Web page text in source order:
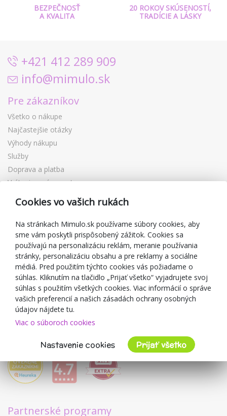
BEZPEČNOSŤ
A KVALITA
20 ROKOV SKÚSENOSTÍ,
TRADÍCIE A LÁSKY
+421 412 289 909
info@mimulo.sk
Pre zákazníkov
Všetko o nákupe
Najčastejšie otázky
Výhody nákupu
Služby
Doprava a platba
Vrátenie a výmena tovaru
Darčekové poukážky
Zľavové kupóny
Blog
O predajcovi
Mimulo.sk
Obchodné podmienky
Ochrana osobných údajov GDPR
Kontakty
Spolupracujeme
Partnerské programy
Cookies vo vašich rukách
Na stránkach Mimulo.sk používame súbory cookies, aby
sme vám poskytli prispôsobený zážitok. Cookies sa
používajú na personalizáciu reklám, meranie používania
stránky, personalizáciu obsahu a pre reklamy a sociálne
médiá. Pred použitím týchto cookies vás požiadame o
súhlas. Kliknutím na tlačidlo „Prijať všetko“ vyjadrujete svoj
súhlas s použitím všetkých cookies. Viac informácií o správe
vašich preferencií a našich zásadách ochrany osobných
údajov nájdete tu.
Viac o súboroch cookies
Nastavenie cookies Prijať všetko